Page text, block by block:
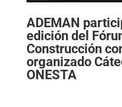
ADEMAN
edición del
Construcción
organizado
ONESTA